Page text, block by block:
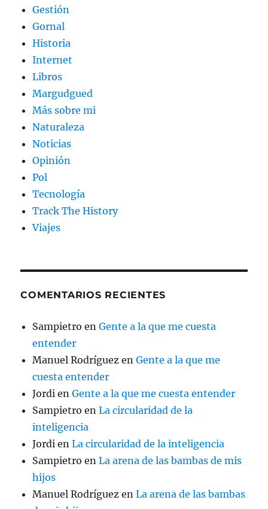
Gestión
Gornal
Historia
Internet
Libros
Margudgued
Más sobre mi
Naturaleza
Noticias
Opinión
Pol
Tecnología
Track The History
Viajes
COMENTARIOS RECIENTES
Sampietro enGente a la que me cuesta
entender
Manuel Rodríguez enGente a la que me
cuesta entender
Jordi enGente a la que me cuesta entender
Sampietro enLa circularidad de la
inteligencia
Jordi enLa circularidad de la inteligencia
Sampietro enLa arena de las bambas de mis
hijos
Manuel Rodríguez enLa arena de las bambas